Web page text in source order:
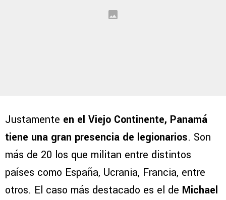
Justamente en el Viejo Continente, Panamá
tiene una gran presencia de legionarios. Son
más de 20 los que militan entre distintos
países como España, Ucrania, Francia, entre
otros. El caso más destacado es el de Michael